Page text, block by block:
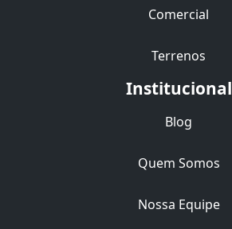
Comercial
Terrenos
Institucional
Blog
Quem Somos
Nossa Equipe